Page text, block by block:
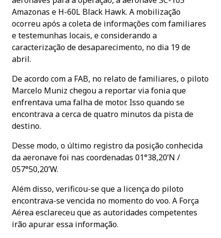
Amazonas e H-60L Black Hawk. A mobilização
ocorreu após a coleta de informações com familiares
e testemunhas locais, e considerando a
caracterização de desaparecimento, no dia 19 de
abril.
De acordo com a FAB, no relato de familiares, o piloto
Marcelo Muniz chegou a reportar via fonia que
enfrentava uma falha de motor. Isso quando se
encontrava a cerca de quatro minutos da pista de
destino.
Desse modo, o último registro da posição conhecida
da aeronave foi nas coordenadas 01°38,20’N /
057°50,20’W.
Além disso, verificou-se que a licença do piloto
encontrava-se vencida no momento do voo. A Força
Aérea esclareceu que as autoridades competentes
irão apurar essa informação.